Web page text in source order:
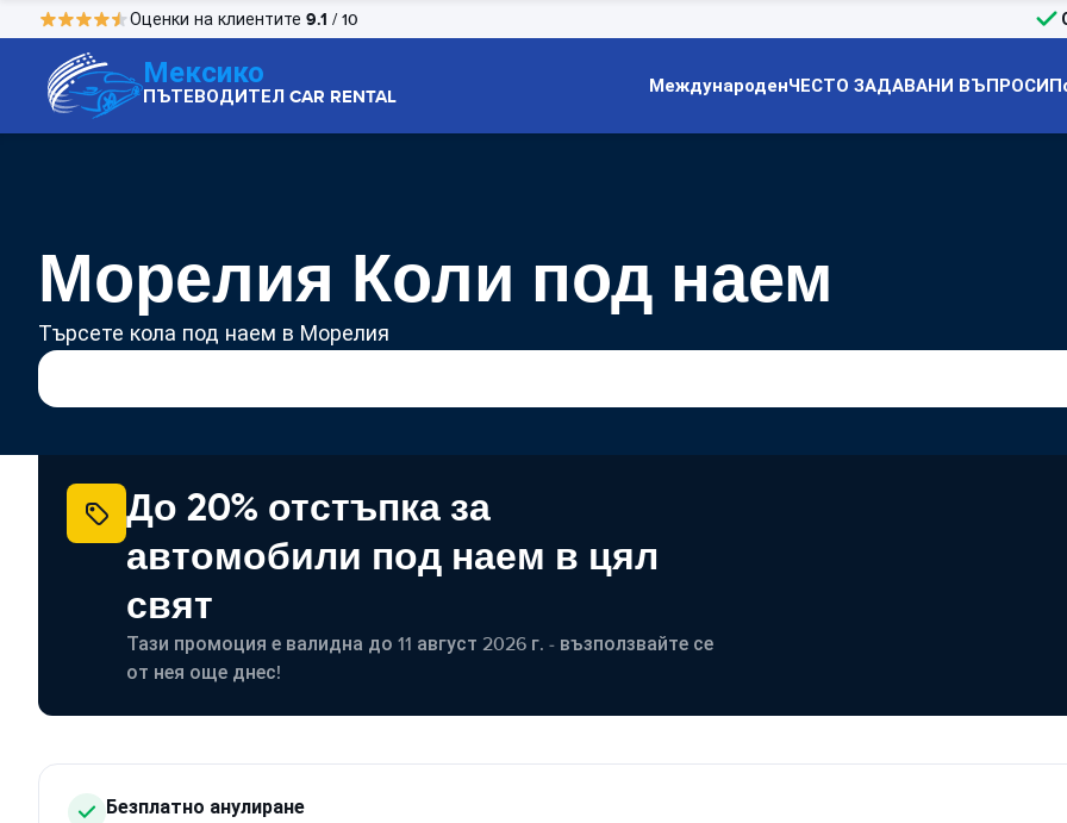
Оценки на клиентите 9.1 / 10
Мексико
ПЪТЕВОДИТЕЛ CAR RENTAL МеждународенЧЕСТО ЗАДАВАНИ ВЪПРОСИ
Морелия Коли под наем
Търсете кола под наем в Морелия
До 20% отстъпка за
автомобили под наем в цял
свят
Тази промоция е валидна до 11 август 2026 г. - възползвайте се
от нея още днес!
Безплатно анулиране